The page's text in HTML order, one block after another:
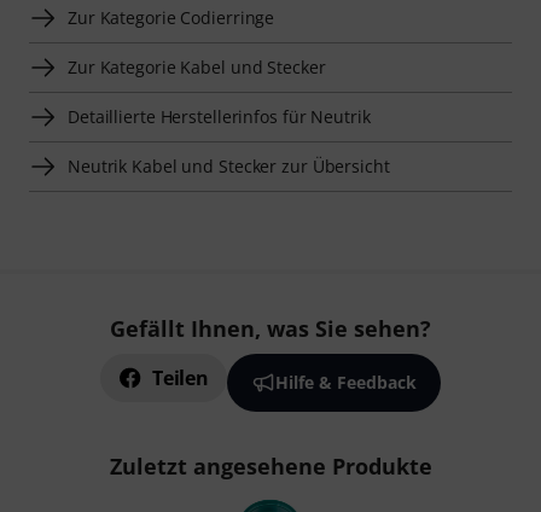
Zur Kategorie Codierringe
Zur Kategorie Kabel und Stecker
Detaillierte Herstellerinfos für Neutrik
Neutrik Kabel und Stecker zur Übersicht
Gefällt Ihnen, was Sie sehen?
Teilen Hilfe & Feedback
Zuletzt angesehene Produkte